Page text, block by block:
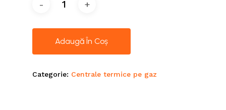
Adaugă În Coș
Categorie: Centrale termice pe gaz